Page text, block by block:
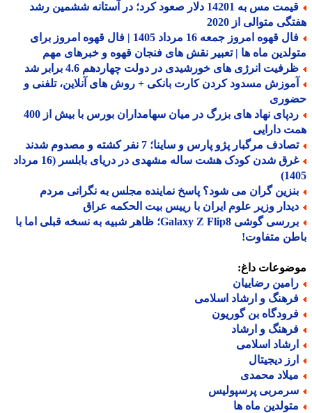
قیمت مس به 14201 دلار صعود کرد؛ در آستانه ششمین رشد
متوالی از 2020
فال قهوه امروز جمعه 16 مرداد 1405 | فال قهوه امروز برای
ماه ها | تعبیر نقش های فنجان قهوه و خبرهای مهم
انرژی های خورشیدی در دولت چهاردهم 4.6 برابر شد
مسدود کردن کارت بانکی + روش های آنلاین، تلفنی و
ردپای نهاد های بزرگ در میان سهامداران بورس با بیش از 400
دارایی
مرگبار پژو پارس و ساینا؛ 7 نفر کشته و مصدوم شدند
غرق شدن کودک هشت ساله مشهدی در دریای بابلسر (16 مرداد
گران می شود؟ پاسخ نماینده مجلس به نگرانی مردم
وزیر علوم ایران با رییس بیت الحکمه عراق
بررسی گوشی Galaxy Z Flip8؛ ظاهر شبیه به نسخه قبلی اما با
متفاوت!
داغ:
رضاییان
و ارشاد اسلامی
بن گوریون
و ارشاد
اسلامی
دیجیتال
محمدی
پرسپولیس
ماه ها